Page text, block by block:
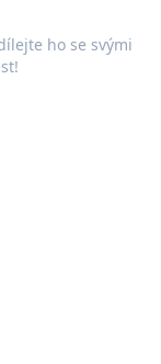
ho se svými